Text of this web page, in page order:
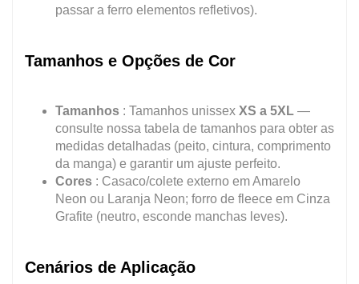
passar a ferro elementos refletivos).
Tamanhos e Opções de Cor
Tamanhos : Tamanhos unissex XS a 5XL —
consulte nossa tabela de tamanhos para obter as
medidas detalhadas (peito, cintura, comprimento
da manga) e garantir um ajuste perfeito.
Cores : Casaco/colete externo em Amarelo
Neon ou Laranja Neon; forro de fleece em Cinza
Grafite (neutro, esconde manchas leves).
Cenários de Aplicação